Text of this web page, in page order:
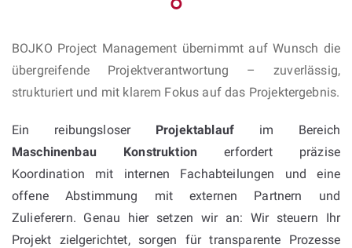
BOJKO Project Management übernimmt auf Wunsch die
übergreifende Projektverantwortung – zuverlässig,
strukturiert und mit klarem Fokus auf das Projektergebnis.
Ein reibungsloser Projektablauf im Bereich
Maschinenbau Konstruktion erfordert präzise
Koordination mit internen Fachabteilungen und eine
offene Abstimmung mit externen Partnern und
Zulieferern. Genau hier setzen wir an: Wir steuern Ihr
Projekt zielgerichtet, sorgen für transparente Prozesse